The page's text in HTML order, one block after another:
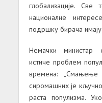
глобализације.
националне
подршку бирача
Немачки министар
истиче проблем
времена:
сиромашних је
раста популизма.